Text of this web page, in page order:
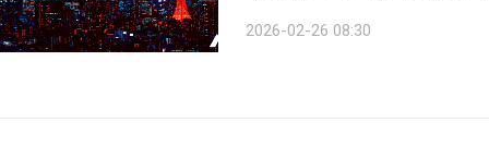
(Progmat)이 20억달러(약 2조
2026-02-26 08:30